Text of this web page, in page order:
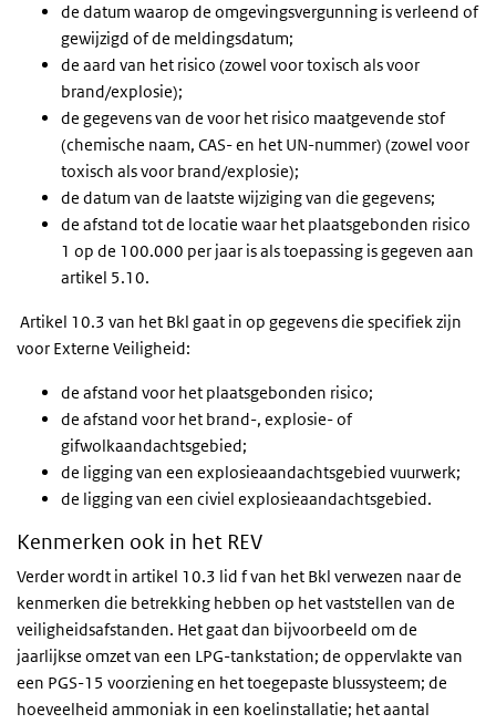
de datum waarop de omgevingsvergunning is verleend of
gewijzigd of de meldingsdatum;
de aard van het risico (zowel voor toxisch als voor
brand/explosie);
de gegevens van de voor het risico maatgevende stof
(chemische naam, CAS- en het UN-nummer) (zowel voor
toxisch als voor brand/explosie);
de datum van de laatste wijziging van die gegevens;
de afstand tot de locatie waar het plaatsgebonden risico
1 op de 100.000 per jaar is als toepassing is gegeven aan
artikel 5.10.
Artikel 10.3 van het Bkl gaat in op gegevens die specifiek zijn
voor Externe Veiligheid:
de afstand voor het plaatsgebonden risico;
de afstand voor het brand-, explosie- of
gifwolkaandachtsgebied;
de ligging van een explosieaandachtsgebied vuurwerk;
de ligging van een civiel explosieaandachtsgebied.
Kenmerken ook in het REV
Verder wordt in artikel 10.3 lid f van het Bkl verwezen naar de
kenmerken die betrekking hebben op het vaststellen van de
veiligheidsafstanden. Het gaat dan bijvoorbeeld om de
jaarlijkse omzet van een LPG-tankstation; de oppervlakte van
een PGS-15 voorziening en het toegepaste blussysteem; de
hoeveelheid ammoniak in een koelinstallatie; het aantal